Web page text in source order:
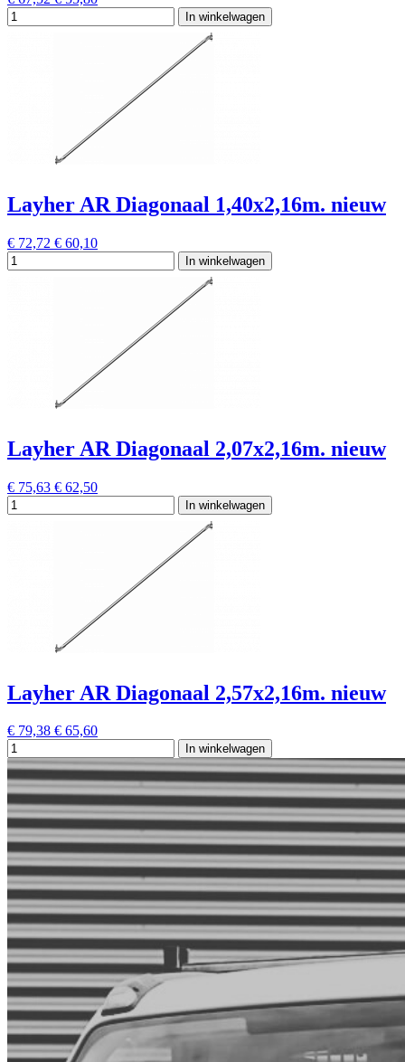
In winkelwagen
Layher AR Diagonaal 1,40x2,16m. nieuw
€ 72,72 € 60,10
In winkelwagen
Layher AR Diagonaal 2,07x2,16m. nieuw
€ 75,63 € 62,50
In winkelwagen
Layher AR Diagonaal 2,57x2,16m. nieuw
€ 79,38 € 65,60
In winkelwagen